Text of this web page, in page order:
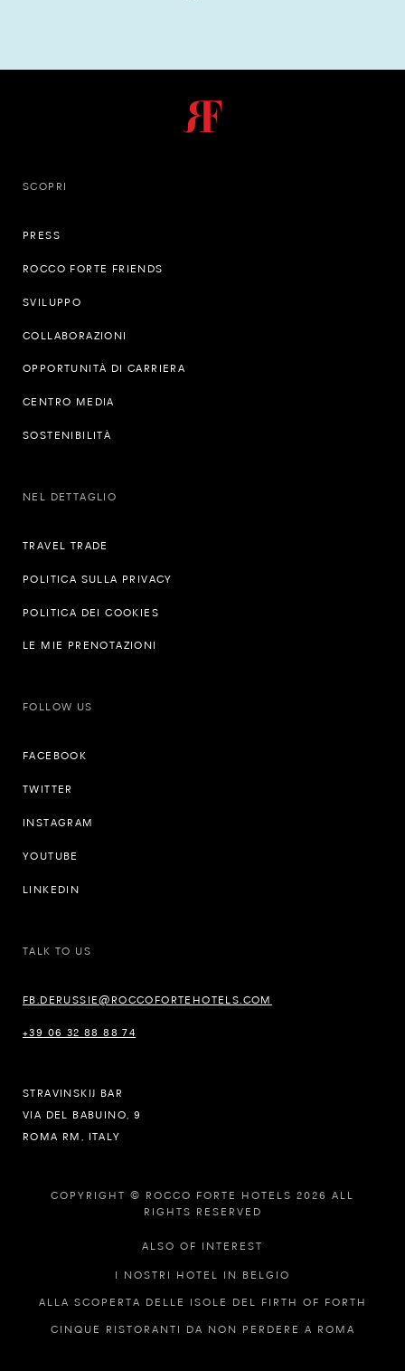
SCOPRI
PRESS
ROCCO FORTE FRIENDS
SVILUPPO
COLLABORAZIONI
OPPORTUNITÀ DI CARRIERA
CENTRO MEDIA
SOSTENIBILITÀ
NEL DETTAGLIO
TRAVEL TRADE
POLITICA SULLA PRIVACY
POLITICA DEI COOKIES
LE MIE PRENOTAZIONI
FOLLOW US
FACEBOOK
TWITTER
INSTAGRAM
YOUTUBE
LINKEDIN
TALK TO US
FB.DERUSSIE@ROCCOFORTEHOTELS.COM
+39 06 32 88 88 74
STRAVINSKIJ BAR
VIA DEL BABUINO, 9
ROMA RM, ITALY
COPYRIGHT © ROCCO FORTE HOTELS 2026 ALL
RIGHTS RESERVED
ALSO OF INTEREST
I NOSTRI HOTEL IN BELGIO
ALLA SCOPERTA DELLE ISOLE DEL FIRTH OF FORTH
CINQUE RISTORANTI DA NON PERDERE A ROMA